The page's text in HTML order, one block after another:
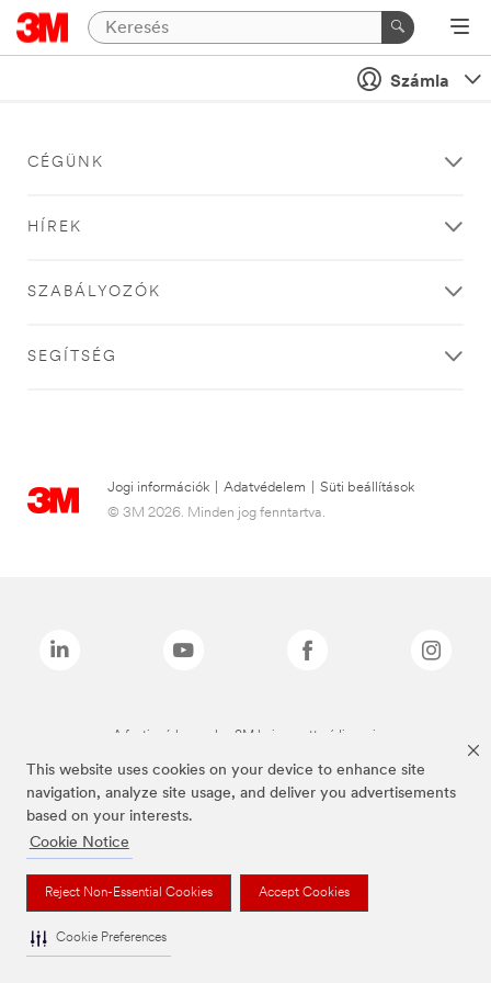
This website uses cookies on your device to enhance site
navigation, analyze site usage, and deliver you advertisements
based on your interests.
Cookie Notice
Reject Non-Essential Cookies Accept Cookies
Cookie Preferences
Számla
CÉGÜNK
HÍREK
SZABÁLYOZÓK
SEGÍTSÉG
Jogi információk Adatvédelem
Süti beállítások
© 3M 2026. Minden jog fenntartva.
A fenti márkanevek a 3M bejegyzett védjegyei.